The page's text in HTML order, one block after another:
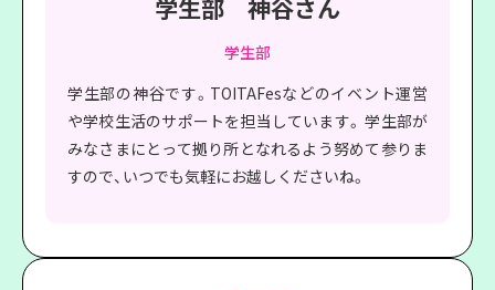
学生部 神谷さん
学生部
学生部の神谷です。TOITAFesなどのイベント運営
や学校生活のサポートを担当しています。 学生部が
みなさまにとって拠り所となれるよう努めて参りま
すので、いつでも気軽にお越しくださいね。